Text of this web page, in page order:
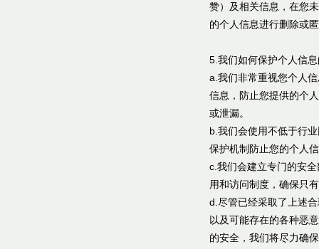
赞）及相关信息，在您
的个人信息进行删除或
5.我们如何保护个人信
a.我们非常重视您个人
信息，防止您提供的个
或泄漏。
b.我们会使用不低于行
保护机制防止您的个人
c.我们会建立专门的安
用和访问制度，确保只
d.尽管已经采取了上述
以及可能存在的各种恶
的安全，我们将尽力确